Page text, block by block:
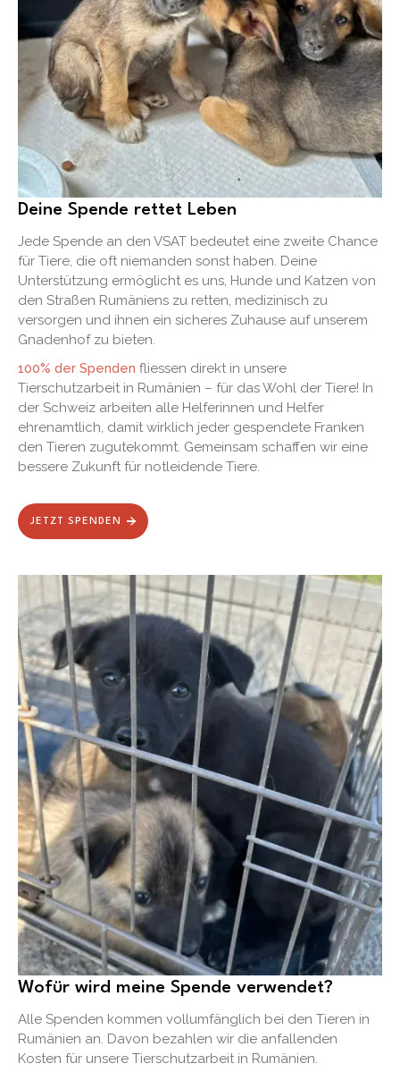
Deine Spende rettet Leben
Jede Spende an den VSAT bedeutet eine zweite Chance
für Tiere, die oft niemanden sonst haben. Deine
Unterstützung ermöglicht es uns, Hunde und Katzen von
den Straßen Rumäniens zu retten, medizinisch zu
versorgen und ihnen ein sicheres Zuhause auf unserem
Gnadenhof zu bieten.
100% der Spenden fliessen direkt in unsere
Tierschutzarbeit in Rumänien – für das Wohl der Tiere! In
der Schweiz arbeiten alle Helferinnen und Helfer
ehrenamtlich, damit wirklich jeder gespendete Franken
den Tieren zugutekommt. Gemeinsam schaffen wir eine
bessere Zukunft für notleidende Tiere.
JETZT SPENDEN
Wofür wird meine Spende verwendet?
Alle Spenden kommen vollumfänglich bei den Tieren in
Rumänien an. Davon bezahlen wir die anfallenden
Kosten für unsere Tierschutzarbeit in Rumänien.